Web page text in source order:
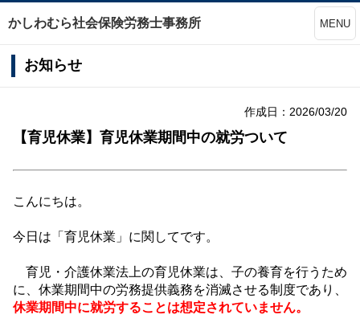
かしわむら社会保険労務士事務所 MENU
お知らせ
作成日：2026/03/20
【育児休業】育児休業期間中の就労ついて
こんにちは。
今日は「育児休業」に関してです。
育児・介護休業法上の育児休業は、子の養育を行うため
に、休業期間中の労務提供義務を消滅させる制度であり、
休業期間中に就労することは想定されていません。